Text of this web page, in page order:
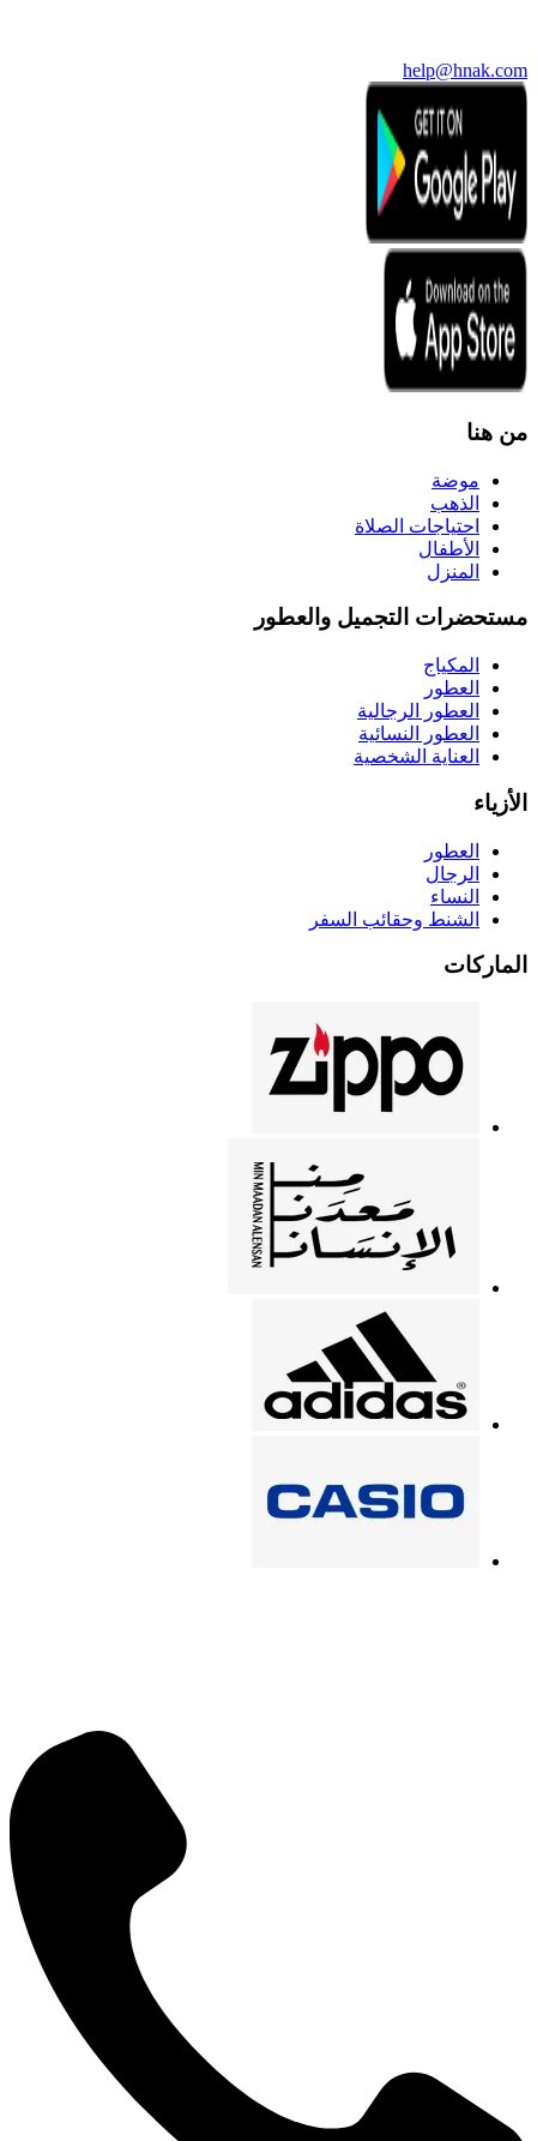
help@hnak.com
من هنا
موضة
الذهب
احتياجات الصلاة
الأطفال
المنزل
مستحضرات التجميل والعطور
المكياج
العطور
العطور الرجالية
العطور النسائية
العناية الشخصية
الأزياء
العطور
الرجال
النساء
الشنط وحقائب السفر
الماركات